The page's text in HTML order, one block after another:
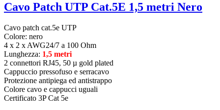
Cavo Patch UTP Cat.5E 1,5 metri Nero
Cavo patch cat.5e UTP
Colore: nero
4 x 2 x AWG24/7 a 100 Ohm
Lunghezza: 1,5 metri
2 connettori RJ45, 50 µ gold plated
Cappuccio pressofuso e serracavo
Protezione antipiega ed antistrappo
Colore cavo e cappucci uguali
Certificato 3P Cat 5e